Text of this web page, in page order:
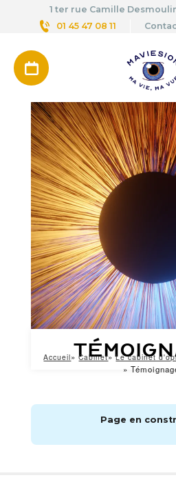
Aller
au
1 ter rue Camille
01 45 47 08 11
RDV
Accueil Cabinet Le cabinet
Page en